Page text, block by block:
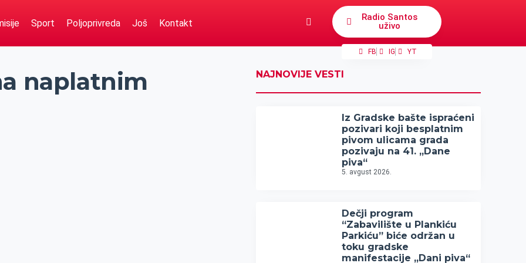
Sport Poljoprivreda Još Kontakt
Radio Santos
uživo
FB IG YT
naplatnim
NAJNOVIJE VESTI
Iz Gradske bašte ispraćeni
pozivari koji besplatnim
pivom ulicama grada
pozivaju na 41. „Dane
piva“
5. avgust 2026.
Dečji program
“Zabavilište u Plankiću
Parkiću” biće održan u
toku gradske
manifestacije „Dani piva“